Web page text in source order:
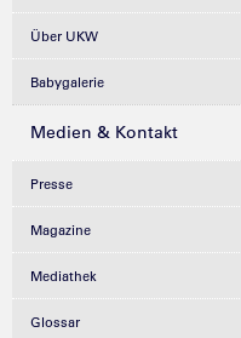
Über UKW
Babygalerie
Medien & Kontakt
Presse
Magazine
Mediathek
Glossar